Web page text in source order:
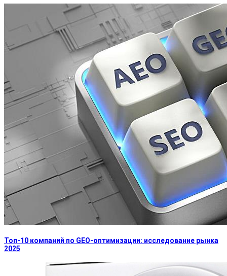
Топ-10 компаний по GEO-оптимизации: исследование рынка
2025